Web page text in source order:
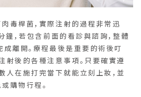
毒桿菌，實際注射的過程非常迅
鐘，若包含前面的看診與諮詢，整體
離開。療程最後是重要的術後叮
射後的各種注意事項。只要確實遵
人在施打完當下就能立刻上妝，並
購物行程。